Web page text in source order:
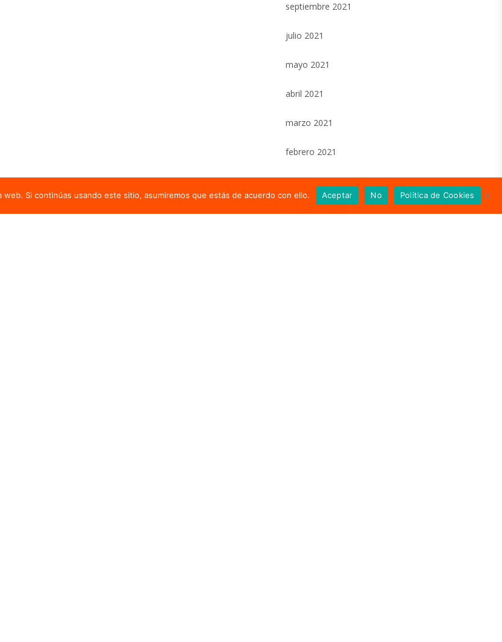
septiembre 2021
julio 2021
mayo 2021
abril 2021
marzo 2021
febrero 2021
Categorías
Si continúas usando este sitio, asumiremos que estás de acuerdo con ello. Aceptar No Política de Cookies